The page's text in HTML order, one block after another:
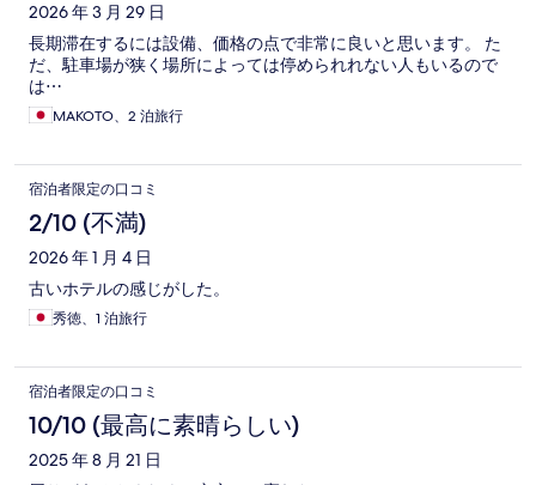
2026 年 3 月 29 日
長期滞在するには設備、価格の点で非常に良いと思います。 た
だ、駐車場が狭く場所によっては停められれない人もいるので
は⋯
MAKOTO、2 泊旅行
宿泊者限定の口コミ
2/10 (不満)
2026 年 1 月 4 日
古いホテルの感じがした。
秀徳、1 泊旅行
宿泊者限定の口コミ
10/10 (最高に素晴らしい)
2025 年 8 月 21 日